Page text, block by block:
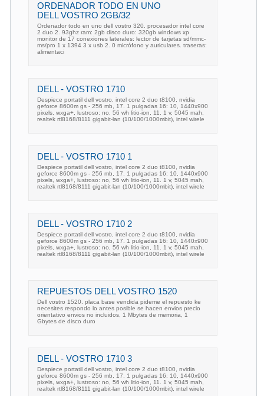
ORDENADOR TODO EN UNO
DELL VOSTRO 2GB/32
Ordenador todo en uno dell vostro 320. procesador intel core
2 duo 2. 93ghz ram: 2gb disco duro: 320gb windows xp
monitor de 17 conexiones laterales: lector de tarjetas sd/mmc-
ms/pro 1 x 1394 3 x usb 2. 0 micrófono y auriculares. traseras:
alimentaci
DELL - VOSTRO 1710
Despiece portatil dell vostro, intel core 2 duo t8100, nvidia
geforce 8600m gs - 256 mb, 17. 1 pulgadas 16: 10, 1440x900
pixels, wxga+, lustroso: no, 56 wh litio-ion, 11. 1 v, 5045 mah,
realtek rtl8168/8111 gigabit-lan (10/100/1000mbit), intel wirele
DELL - VOSTRO 1710 1
Despiece portatil dell vostro, intel core 2 duo t8100, nvidia
geforce 8600m gs - 256 mb, 17. 1 pulgadas 16: 10, 1440x900
pixels, wxga+, lustroso: no, 56 wh litio-ion, 11. 1 v, 5045 mah,
realtek rtl8168/8111 gigabit-lan (10/100/1000mbit), intel wirele
DELL - VOSTRO 1710 2
Despiece portatil dell vostro, intel core 2 duo t8100, nvidia
geforce 8600m gs - 256 mb, 17. 1 pulgadas 16: 10, 1440x900
pixels, wxga+, lustroso: no, 56 wh litio-ion, 11. 1 v, 5045 mah,
realtek rtl8168/8111 gigabit-lan (10/100/1000mbit), intel wirele
REPUESTOS DELL VOSTRO 1520
Dell vostro 1520. placa base vendida pideme el repuesto ke
necesites respondo lo antes posible se hacen envios precio
orientativo envios no incluidos, 1 Mbytes de memoria, 1
Gbytes de disco duro
DELL - VOSTRO 1710 3
Despiece portatil dell vostro, intel core 2 duo t8100, nvidia
geforce 8600m gs - 256 mb, 17. 1 pulgadas 16: 10, 1440x900
pixels, wxga+, lustroso: no, 56 wh litio-ion, 11. 1 v, 5045 mah,
realtek rtl8168/8111 gigabit-lan (10/100/1000mbit), intel wirele